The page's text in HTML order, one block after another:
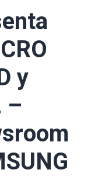
y
–